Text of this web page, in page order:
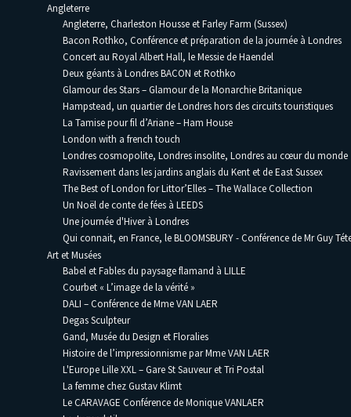
Angleterre
Angleterre, Charleston Housse et Farley Farm (Sussex)
Bacon Rothko, Conférence et préparation de la journée à Londres
Concert au Royal Albert Hall, le Messie de Haendel
Deux géants à Londres BACON et Rothko
Glamour des Stars – Glamour de la Monarchie Britanique
Hampstead, un quartier de Londres hors des circuits touristiques
La Tamise pour fil d’Ariane – Ham House
London with a french touch
Londres cosmopolite, Londres insolite, Londres au cœur du monde
Ravissement dans les jardins anglais du Kent et de East Sussex
The Best of London for Littor’Elles – The Wallace Collection
Un Noël de conte de fées à LEEDS
Une journée d'Hiver à Londres
Qui connait, en France, le BLOOMSBURY - Conférence de Mr Guy
Art et Musées
Babel et Fables du paysage flamand à LILLE
Courbet « L’image de la vérité »
DALI – Conférence de Mme VAN LAER
Degas Sculpteur
Gand, Musée du Design et Floralies
Histoire de l’impressionnisme par Mme VAN LAER
L'Europe Lille XXL – Gare St Sauveur et Tri Postal
La femme chez Gustav Klimt
Le CARAVAGE Conférence de Monique VANLAER